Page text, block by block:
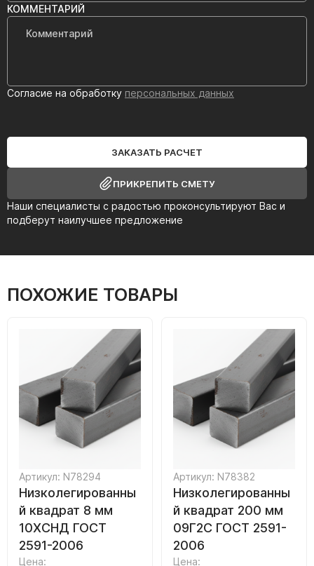
Наши специалисты с радостью проконсультируют Вас и
подберут наилучшее предложение
КОММЕНТАРИЙ
Согласие на обработку персональных данных
ЗАКАЗАТЬ РАСЧЕТ
ПРИКРЕПИТЬ СМЕТУ
ПОХОЖИЕ ТОВАРЫ
Артикул: N78294
Низколегированны
й квадрат 8 мм
10ХСНД ГОСТ
2591-2006
Цена:
Артикул: N78382
Низколегированны
й квадрат 200 мм
09Г2С ГОСТ 2591-
2006
Цена: